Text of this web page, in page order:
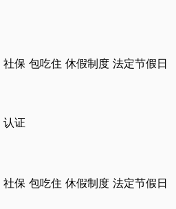
社保 包吃住 休假制度 法定节假日
认证
社保 包吃住 休假制度 法定节假日